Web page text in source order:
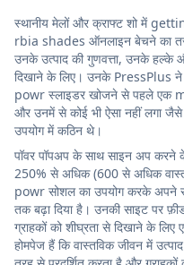
स्थानीय मेलों और क्राफ्ट शो में
rbia shades ऑनलाइन बेचने का
उनके उत्पाद की गुणवत्ता, उनके हल्के
दिखाने के लिए। उनके PressPlus ने
powr स्लाइडर खोजने से पहले एक
और उनमें से कोई भी ऐसा नहीं लगा
उपयोग में कठिन थे।
पॉवर पॉपअप के साथ साइन अप
250% से अधिक (600 से अधिक
powr सोशल का उपयोग करके अपने
तक बढ़ा दिया है। उनकी साइट पर
ग्राहकों को शीघ्रता से दिखाने के
होमपेज हैं कि वास्तविक जीवन में